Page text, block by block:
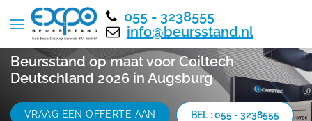
055 - 3238555
info@beursstand.nl
Beursstand op maat voor Coiltech
Deutschland 2026 in Augsburg
VRAAG EEN OFFERTE AAN BEL : 055 - 3238555